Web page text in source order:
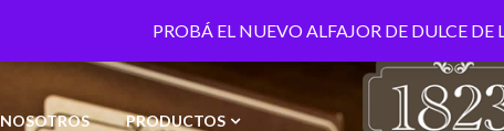
Envío gratis a domicilio para
NOSOTROS PRODUCTOS
PROBÁ EL NUEVO ALFAJOR DE DULCE DE